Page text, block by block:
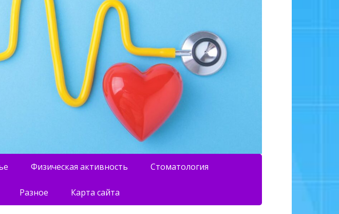
Физическая активность Стоматология
Разное Карта сайта